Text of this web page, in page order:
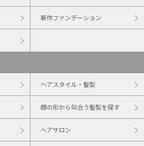
新作ファンデーション
ヘアスタイル・髪型
顔の形から似合う髪型を探す
ヘアサロン